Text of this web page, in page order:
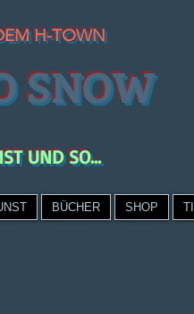
H-TOWN
SNOW
UND SO...
BÜCHER SHOP